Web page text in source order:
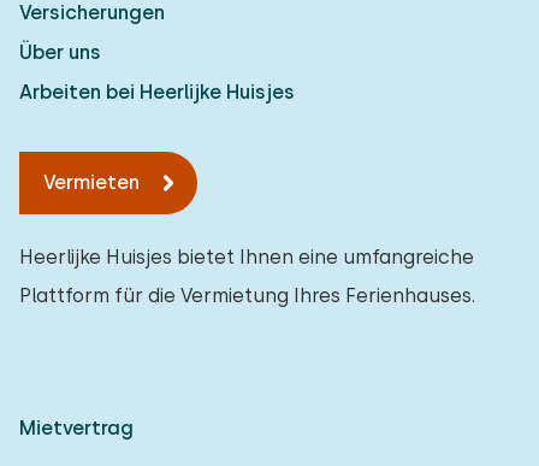
Versicherungen
Über uns
Arbeiten bei Heerlijke Huisjes
Vermieten
Heerlijke Huisjes bietet Ihnen eine umfangreiche
Plattform für die Vermietung Ihres Ferienhauses.
Mietvertrag